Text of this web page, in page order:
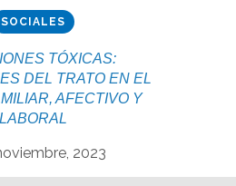
SOCIALES
TÓXICAS:
DEL TRATO EN EL
AFECTIVO Y
LABORAL
2023